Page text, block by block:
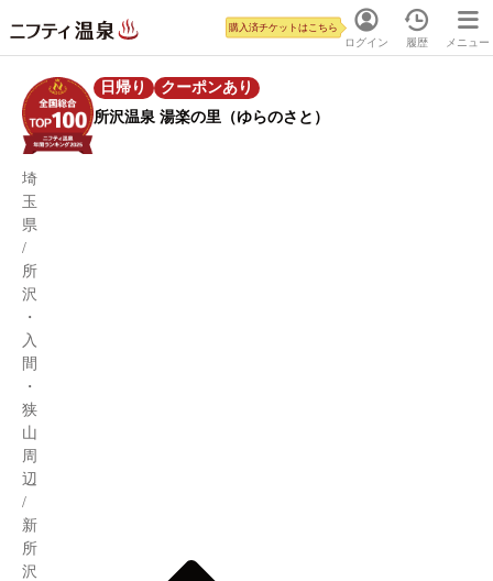
ログイン
購入済チケットはこちら
履歴 メニュー
日帰り
クーポンあり
所沢温泉 湯楽の里（ゆらのさと）
埼
玉
県
/
所
沢
・
入
間
・
狭
山
周
辺
/
新
所
沢